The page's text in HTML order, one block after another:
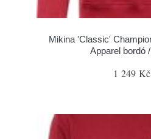
Mikina 'Classic'
Apparel bordó
1 249 Kč